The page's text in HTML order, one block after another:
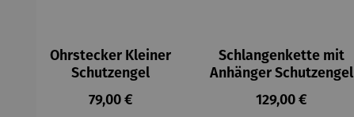
Ohrstecker Kleiner
Schutzengel
Regulärer Preis:
79,00 €
Schlangenkette mit
Anhänger Schutzengel
Regulärer Preis:
129,00 €